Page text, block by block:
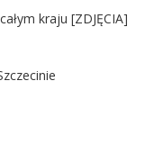
kraju [ZDJĘCIA]